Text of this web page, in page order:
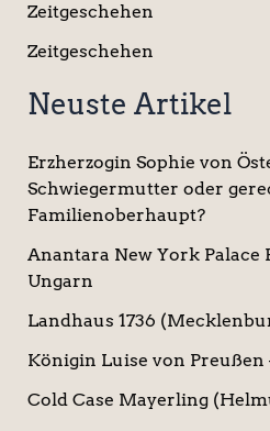
Zeitgeschehen
Zeitgeschehen
Neuste Artikel
Erzherzogin Sophie von
Schwiegermutter oder
Familienoberhaupt?
Anantara New York Palace
Ungarn
Landhaus 1736
Königin Luise von
Cold Case Mayerling